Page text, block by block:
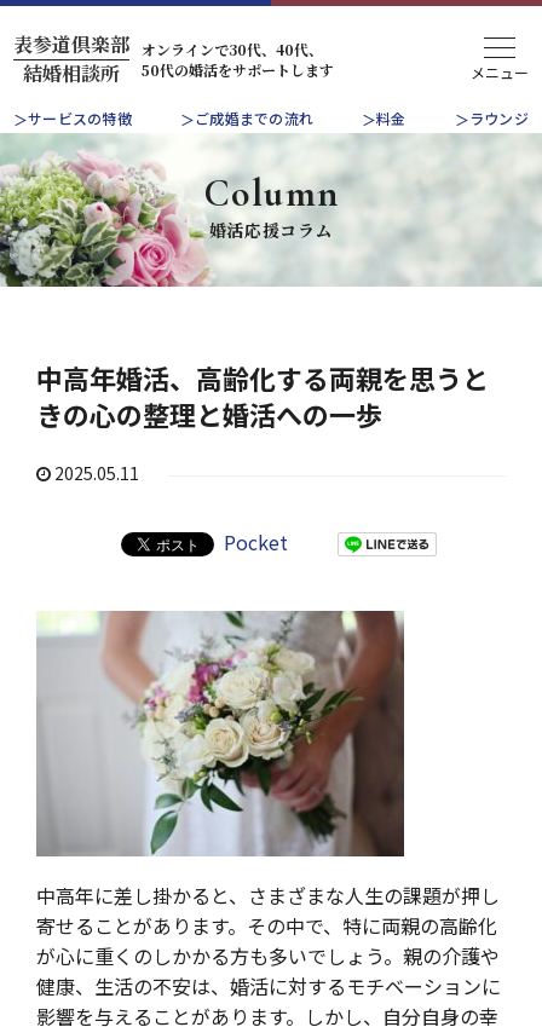
結婚相談所
表参道倶楽部
オンラインで30代、40代、
50代の婚活をサポートします
サービスの特徴 ご成婚までの流れ 料金 ラウンジ
Column
婚活応援コラム
中高年婚活、高齢化する両親を思うと
きの心の整理と婚活への一歩
2025.05.11
Pocket
中高年に差し掛かると、さまざまな人生の課題が押し
寄せることがあります。その中で、特に両親の高齢化
が心に重くのしかかる方も多いでしょう。親の介護や
健康、生活の不安は、婚活に対するモチベーションに
影響を与えることがあります。しかし、自分自身の幸